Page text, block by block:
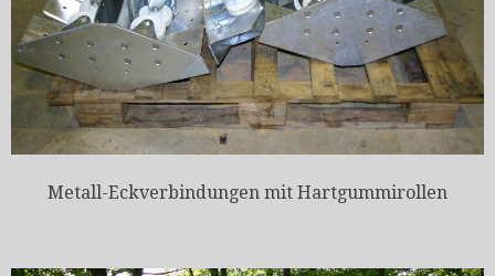
Metall-Eckverbindungen mit Hartgummirollen